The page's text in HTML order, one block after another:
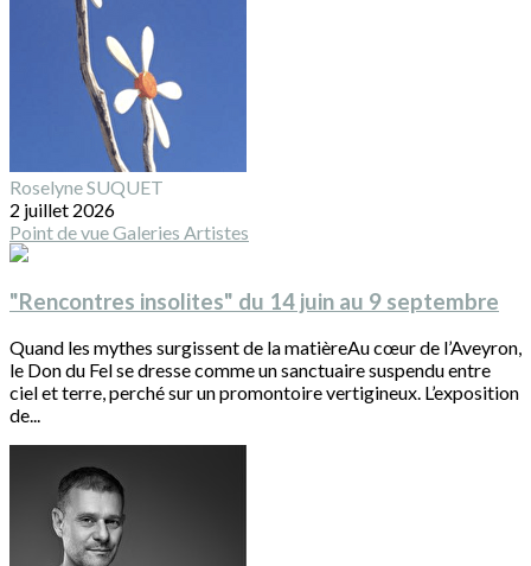
Roselyne SUQUET
2 juillet 2026
Point de vueGaleries Artistes
"Rencontres insolites" du 14 juin au 9 septembre
Quand les mythes surgissent de la matièreAu cœur de l’Aveyron,
le Don du Fel se dresse comme un sanctuaire suspendu entre
ciel et terre, perché sur un promontoire vertigineux. L’exposition
de...